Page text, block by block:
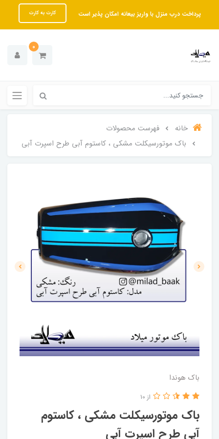
پرداخت درب منزل با واریز بیعانه امکان پذیر است کارت به کارت
0
خانه
فهرست محصولات
باک موتورسیکلت مشکی ، کاستوم آبی طرح اسپرت آبی
باک هوندا
باک موتورسیکلت مشکی ، کاستوم
آبی طرح اسپرت آبی
از 10